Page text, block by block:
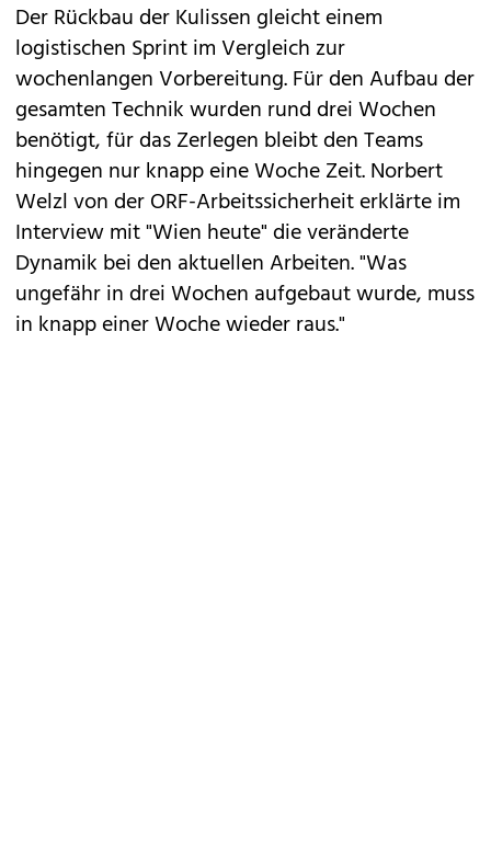
Der Rückbau der Kulissen gleicht einem
logistischen Sprint im Vergleich zur
wochenlangen Vorbereitung. Für den Aufbau der
gesamten Technik wurden rund drei Wochen
benötigt, für das Zerlegen bleibt den Teams
hingegen nur knapp eine Woche Zeit. Norbert
Welzl von der ORF-Arbeitssicherheit erklärte im
Interview mit "Wien heute" die veränderte
Dynamik bei den aktuellen Arbeiten. "Was
ungefähr in drei Wochen aufgebaut wurde, muss
in knapp einer Woche wieder raus."